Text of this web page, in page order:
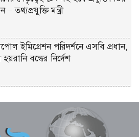
– তথ্যপ্রযুক্তি মন্ত্রী
ইমিগ্রেশন পরিদর্শনে এসবি প্রধান,
হয়রানি বন্ধের নির্দেশ
বিষয়ক মোটিভেশনাল সেমিনার